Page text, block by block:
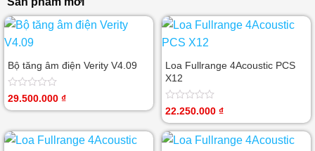
Bộ tăng âm điện Verity V4.09
Được
5
sao
29.500.000 ₫
Loa Fullrange 4Acoustic PCS
X12
Được
hạng
0
22.250.000 ₫